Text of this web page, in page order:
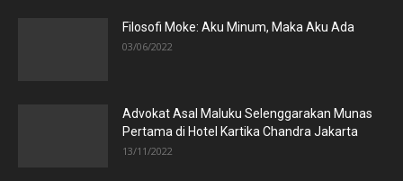
Filosofi Moke: Aku Minum, Maka Aku Ada
03/06/2022
Advokat Asal Maluku Selenggarakan Munas
Pertama di Hotel Kartika Chandra Jakarta
13/11/2022